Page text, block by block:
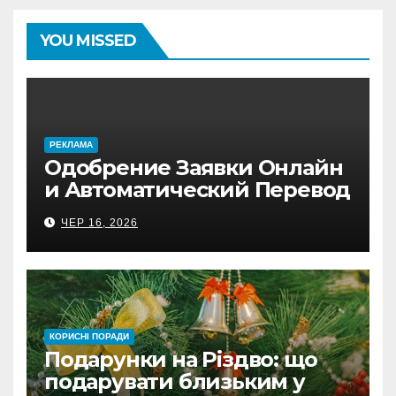
YOU MISSED
PЕКЛАМА
Одобрение Заявки Онлайн
и Автоматический Перевод
на Банковский Счёт.
Проверь
ЧЕР 16, 2026
КОРИСНІ ПОРАДИ
Подарунки на Різдво: що
подарувати близьким у